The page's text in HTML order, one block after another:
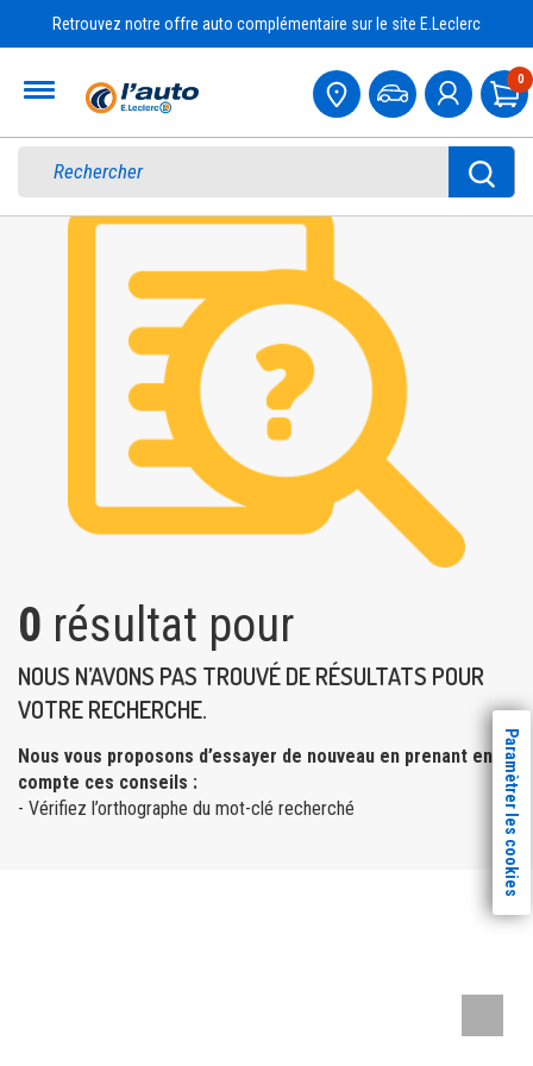
Retrouvez notre offre auto complémentaire sur le site E.Leclerc
0
0 résultat pour
NOUS N’AVONS PAS TROUVÉ DE RÉSULTATS POUR
VOTRE RECHERCHE.
Nous vous proposons d’essayer de nouveau en prenant en
compte ces conseils :
- Vérifiez l’orthographe du mot-clé recherché
Paramètrer les cookies